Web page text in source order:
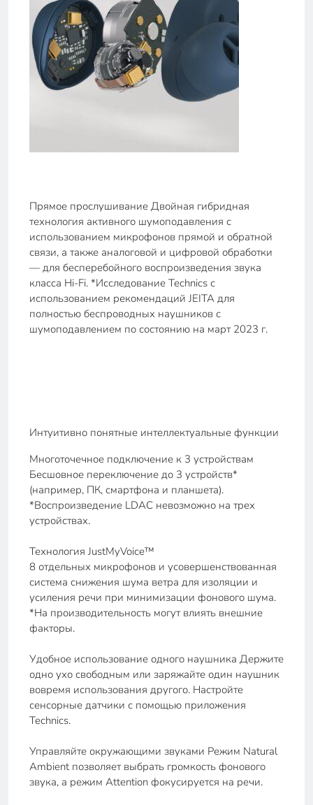
Прямое прослушивание Двойная гибридная
технология активного шумоподавления с
использованием микрофонов прямой и обратной
связи, а также аналоговой и цифровой обработки
— для бесперебойного воспроизведения звука
класса Hi-Fi. *Исследование Technics с
использованием рекомендаций JEITA для
полностью беспроводных наушников с
шумоподавлением по состоянию на март 2023 г.
Интуитивно понятные интеллектуальные функции
Многоточечное подключение к 3 устройствам
Бесшовное переключение до 3 устройств*
(например, ПК, смартфона и планшета).
*Воспроизведение LDAC невозможно на трех
устройствах.
Технология JustMyVoice™
8 отдельных микрофонов и усовершенствованная
система снижения шума ветра для изоляции и
усиления речи при минимизации фонового шума.
*На производительность могут влиять внешние
факторы.
Удобное использование одного наушника Держите
одно ухо свободным или заряжайте один наушник
вовремя использования другого. Настройте
сенсорные датчики с помощью приложения
Technics.
Управляйте окружающими звуками Режим Natural
Ambient позволяет выбрать громкость фонового
звука, а режим Attention фокусируется на речи.